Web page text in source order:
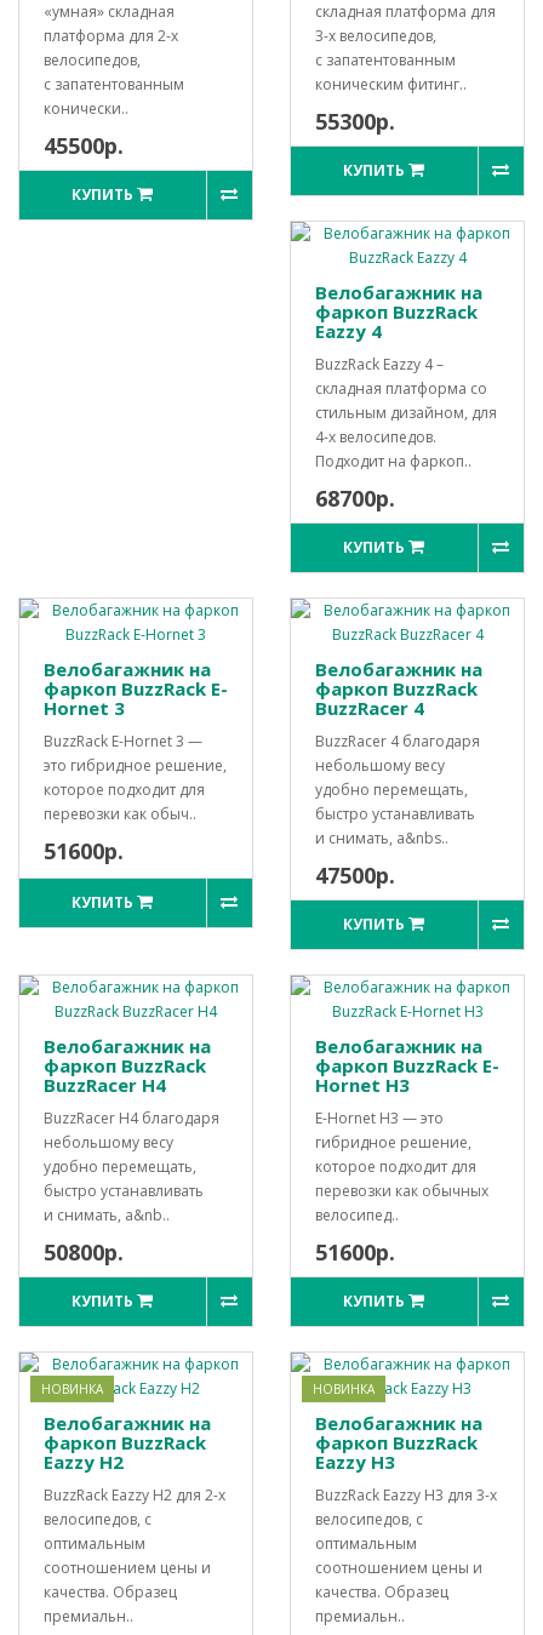
«умная» складная
платформа для 2-х
велосипедов,
с запатентованным
конически..
45500р.
КУПИТЬ
складная платформа для
3-х велосипедов,
с запатентованным
коническим фитинг..
55300р.
КУПИТЬ
Велобагажник на
фаркоп BuzzRack
Eazzy 4
BuzzRack Eazzy 4 –
складная платформа со
стильным дизайном, для
4-х велосипедов.
Подходит на фаркоп..
68700р.
КУПИТЬ
Велобагажник на
фаркоп BuzzRack E-
Hornet 3
BuzzRack E-Hornet 3 —
это гибридное решение,
которое подходит для
перевозки как обыч..
51600р.
КУПИТЬ
Велобагажник на
фаркоп BuzzRack
BuzzRacer 4
BuzzRacer 4 благодаря
небольшому весу
удобно перемещать,
быстро устанавливать
и снимать, а&nbs..
47500р.
КУПИТЬ
Велобагажник на
фаркоп BuzzRack
BuzzRacer H4
BuzzRacer H4 благодаря
небольшому весу
удобно перемещать,
быстро устанавливать
и снимать, а&nb..
50800р.
КУПИТЬ
Велобагажник на
фаркоп BuzzRack E-
Hornet H3
E-Hornet H3 — это
гибридное решение,
которое подходит для
перевозки как обычных
велосипед..
51600р.
КУПИТЬ
НОВИНКА
Велобагажник на
фаркоп BuzzRack
Eazzy H2
BuzzRack Eazzy H2 для 2-х
велосипедов, с
оптимальным
соотношением цены и
качества. Образец
премиальн..
НОВИНКА
Велобагажник на
фаркоп BuzzRack
Eazzy H3
BuzzRack Eazzy H3 для 3-х
велосипедов, с
оптимальным
соотношением цены и
качества. Образец
премиальн..